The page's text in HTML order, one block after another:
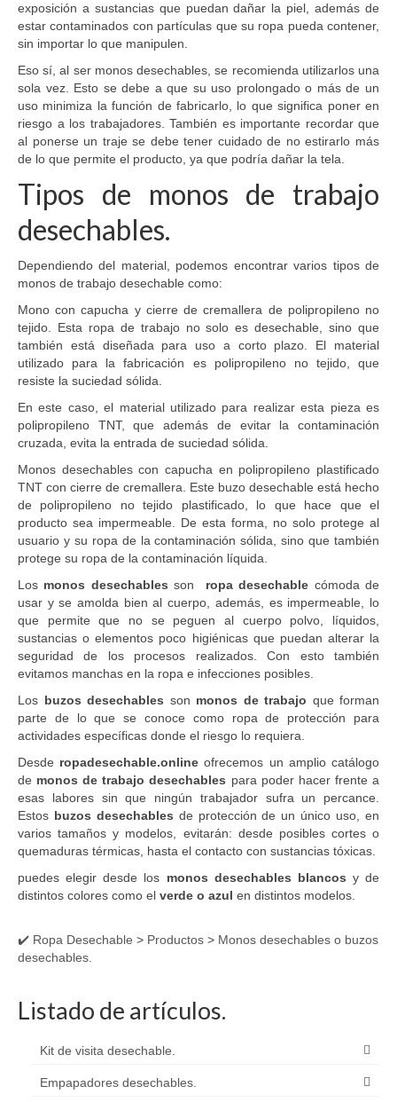
exposición a sustancias que puedan dañar la piel, además de
estar contaminados con partículas que su ropa pueda contener,
sin importar lo que manipulen.
Eso sí, al ser monos desechables, se recomienda utilizarlos una
sola vez. Esto se debe a que su uso prolongado o más de un
uso minimiza la función de fabricarlo, lo que significa poner en
riesgo a los trabajadores. También es importante recordar que
al ponerse un traje se debe tener cuidado de no estirarlo más
de lo que permite el producto, ya que podría dañar la tela.
Tipos de monos de trabajo
desechables.
Dependiendo del material, podemos encontrar varios tipos de
monos de trabajo desechable como:
Mono con capucha y cierre de cremallera de polipropileno no
tejido. Esta ropa de trabajo no solo es desechable, sino que
también está diseñada para uso a corto plazo. El material
utilizado para la fabricación es polipropileno no tejido, que
resiste la suciedad sólida.
En este caso, el material utilizado para realizar esta pieza es
polipropileno TNT, que además de evitar la contaminación
cruzada, evita la entrada de suciedad sólida.
Monos desechables con capucha en polipropileno plastificado
TNT con cierre de cremallera. Este buzo desechable está hecho
de polipropileno no tejido plastificado, lo que hace que el
producto sea impermeable. De esta forma, no solo protege al
usuario y su ropa de la contaminación sólida, sino que también
protege su ropa de la contaminación líquida.
Los monos desechables son ropa desechable cómoda de
usar y se amolda bien al cuerpo, además, es impermeable, lo
que permite que no se peguen al cuerpo polvo, líquidos,
sustancias o elementos poco higiénicas que puedan alterar la
seguridad de los procesos realizados. Con esto también
evitamos manchas en la ropa e infecciones posibles.
Los buzos desechables son monos de trabajo que forman
parte de lo que se conoce como ropa de protección para
actividades específicas donde el riesgo lo requiera.
Desde ropadesechable.online ofrecemos un amplio catálogo
de monos de trabajo desechables para poder hacer frente a
esas labores sin que ningún trabajador sufra un percance.
Estos buzos desechables de protección de un único uso, en
varios tamaños y modelos, evitarán: desde posibles cortes o
quemaduras térmicas, hasta el contacto con sustancias tóxicas.
puedes elegir desde los monos desechables blancos y de
distintos colores como el verde o azul en distintos modelos.
✔️ Ropa Desechable > Productos > Monos desechables o buzos
desechables.
Listado de artículos.
Kit de visita desechable.
Empapadores desechables.